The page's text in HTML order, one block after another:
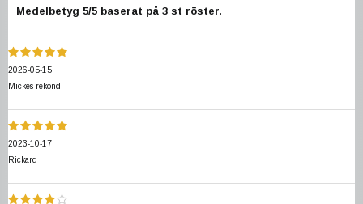
Medelbetyg 5/5 baserat på 3 st röster.
2026-05-15
Mickes rekond
2023-10-17
Rickard